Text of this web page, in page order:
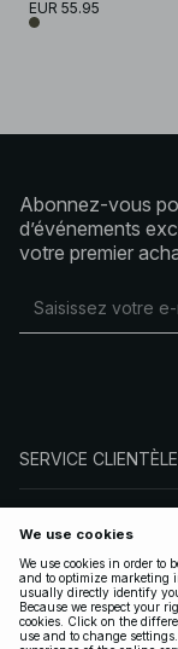
EUR 55.95
Abonnez-vous
d’événements
votre premier
SERVICE CLIENTÈLE
SUIVEZ-NOUS
LÉGAL